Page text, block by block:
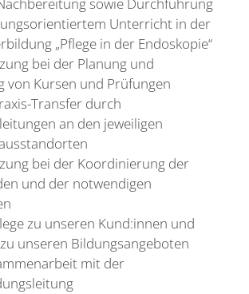
sowie Durchführung
Unterricht in der
„Pflege in der Endoskopie“
bei der Planung und
von Kursen und Prüfungen
Transfer durch
an den jeweiligen
bei der Koordinierung der
und der notwendigen
zu unseren Kund:innen und
unseren Bildungsangeboten
mit der